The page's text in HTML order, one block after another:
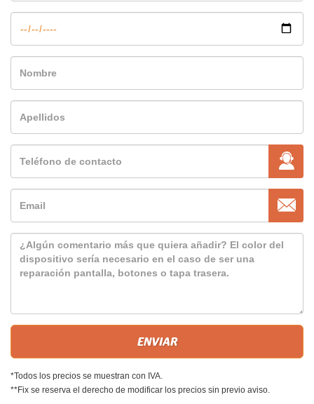
*Todos los precios se muestran con IVA.
**Fix se reserva el derecho de modificar los precios sin previo aviso.